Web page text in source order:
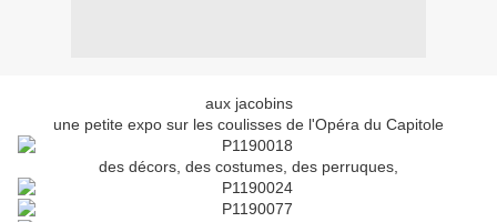
aux jacobins
une petite expo sur les coulisses de l'Opéra du Capitole
des décors, des costumes, des perruques,